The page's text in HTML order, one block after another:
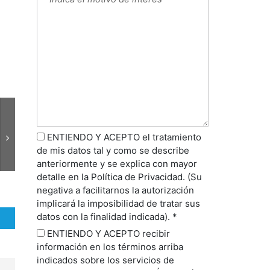
ENTIENDO Y ACEPTO el tratamiento
de mis datos tal y como se describe
anteriormente y se explica con mayor
detalle en la Política de Privacidad. (Su
negativa a facilitarnos la autorización
implicará la imposibilidad de tratar sus
datos con la finalidad indicada). *
ENTIENDO Y ACEPTO recibir
información en los términos arriba
indicados sobre los servicios de